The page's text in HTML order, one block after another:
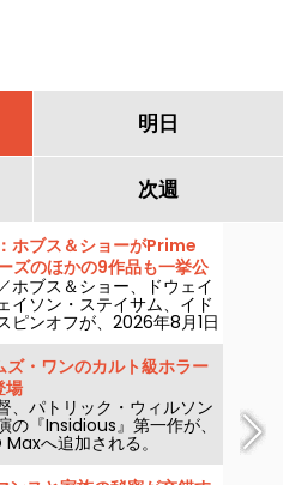
明日
次週
ホブス＆ショーがPrime
ズのほかの9作品も一挙公
ホブス＆ショー、ドウェイ
イソン・ステイサム、イド
ピンオフが、2026年8月1日
配信開始。
・ワンのカルト級ホラー
場
、パトリック・ウィルソン
の『Insidious』第一作が、
へ追加される。